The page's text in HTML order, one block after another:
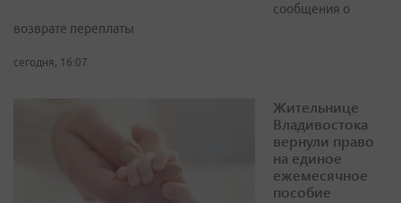
сообщения о
возврате переплаты
сегодня, 16:07
Жительнице
Владивостока
вернули право
на единое
ежемесячное
пособие